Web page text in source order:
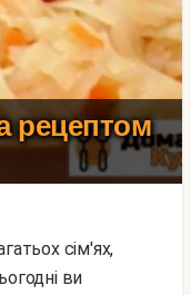
рецептом
ви